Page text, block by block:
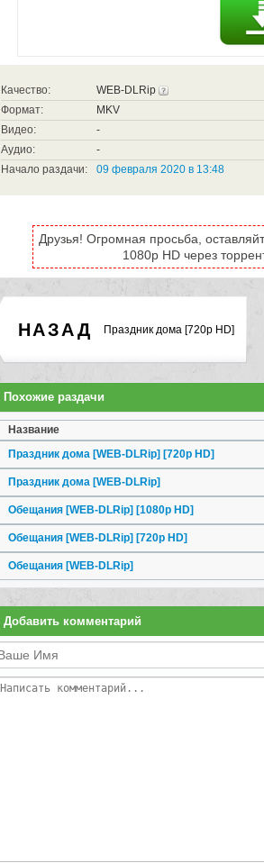
Качество:
WEB-DLRip
Формат:
MKV
Видео:
-
Аудио:
-
Начало раздачи:
09 февраля 2020 в 13:48
Друзья! Огромная просьба,
1080p HD через
НАЗАД Праздник дома [720p HD]
Похожие раздачи
Название
Праздник дома [WEB-DLRip] [720p HD]
Праздник дома [WEB-DLRip]
Обещания [WEB-DLRip] [1080p HD]
Обещания [WEB-DLRip] [720p HD]
Обещания [WEB-DLRip]
Добавить комментарий